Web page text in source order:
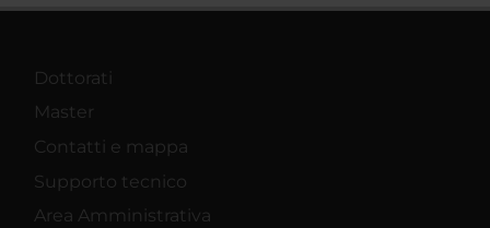
Dottorati
Master
Contatti e mappa
Supporto tecnico
Area Amministrativa